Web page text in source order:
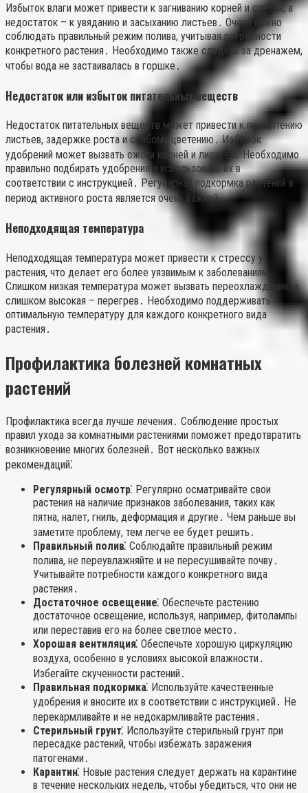
Избыток влаги может привести к загниванию корней и стебля, а
недостаток – к увяданию и засыханию листьев․ Очень важно
соблюдать правильный режим полива, учитывая потребности
конкретного растения․ Необходимо также следить за дренажем,
чтобы вода не застаивалась в горшке․
Недостаток или избыток питательных веществ
Недостаток питательных веществ может привести к пожелтению
листьев, задержке роста и слабому цветению․ Избыток
удобрений может вызвать ожоги корней и листьев․ Необходимо
правильно подбирать удобрения и использовать их в
соответствии с инструкцией․ Регулярная подкормка растений в
период активного роста является очень важной․
Неподходящая температура
Неподходящая температура может привести к стрессу у
растения, что делает его более уязвимым к заболеваниям․
Слишком низкая температура может вызвать переохлаждение, а
слишком высокая – перегрев․ Необходимо поддерживать
оптимальную температуру для каждого конкретного вида
растения․
Профилактика болезней комнатных
растений
Профилактика всегда лучше лечения․ Соблюдение простых
правил ухода за комнатными растениями поможет предотвратить
возникновение многих болезней․ Вот несколько важных
рекомендаций⁚
Регулярный осмотр⁚ Регулярно осматривайте свои
растения на наличие признаков заболевания, таких как
пятна, налет, гниль, деформация и другие․ Чем раньше вы
заметите проблему, тем легче ее будет решить․
Правильный полив⁚ Соблюдайте правильный режим
полива, не переувлажняйте и не пересушивайте почву․
Учитывайте потребности каждого конкретного вида
растения․
Достаточное освещение⁚ Обеспечьте растению
достаточное освещение, используя, например, фитолампы
или переставив его на более светлое место․
Хорошая вентиляция⁚ Обеспечьте хорошую циркуляцию
воздуха, особенно в условиях высокой влажности․
Избегайте скученности растений․
Правильная подкормка⁚ Используйте качественные
удобрения и вносите их в соответствии с инструкцией․ Не
перекармливайте и не недокармливайте растения․
Стерильный грунт⁚ Используйте стерильный грунт при
пересадке растений, чтобы избежать заражения
патогенами․
Карантин⁚ Новые растения следует держать на карантине
в течение нескольких недель, чтобы убедиться, что они не